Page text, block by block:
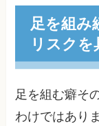
足を組み
リスク
足を組む癖そ
わけではあり